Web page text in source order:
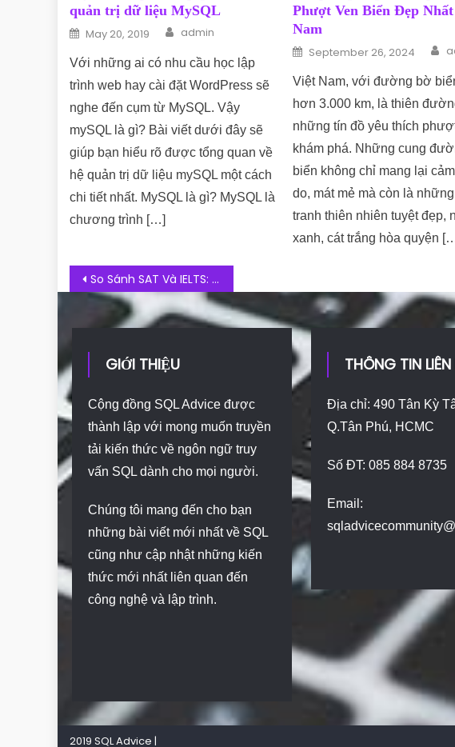
quản trị dữ liệu MySQL
Posted on
May 20, 2019 Author
admin
Với những ai có nhu cầu học lập
trình web hay cài đặt WordPress sẽ
nghe đến cụm từ MySQL. Vậy
mySQL là gì? Bài viết dưới đây sẽ
giúp bạn hiểu rõ được tổng quan về
hệ quản trị dữ liệu mySQL một cách
chi tiết nhất. MySQL là gì? MySQL là
chương trình […]
Phượt Ven Biển Đẹp
Nam
Posted on
September 26, 2024
Việt Nam, với đường bờ
hơn 3.000 km, là thiên
những tín đồ yêu thích
khám phá. Những cung
biển không chỉ mang lại
do, mát mẻ mà còn là
tranh thiên nhiên tuyệt đẹp,
xanh, cát trắng hòa quyện
Post navigation
So Sánh SAT Và IELTS: Chứng Chỉ Nào Khó Hơn? Nên Lựa Chọn Bài Thi Nào?
GIỚI THIỆU
Cộng đồng SQL Advice được
thành lập với mong muốn truyền
tải kiến thức về ngôn ngữ truy
vấn SQL dành cho mọi người.
Chúng tôi mang đến cho bạn
những bài viết mới nhất về SQL
cũng như cập nhật những kiến
thức mới nhất liên quan đến
công nghệ và lập trình.
THÔNG TIN
Địa chỉ: 490 Tân Kỳ
Q.Tân Phú, HCMC
Số ĐT: 085 884 8735
Email:
2019 SQL Advice |